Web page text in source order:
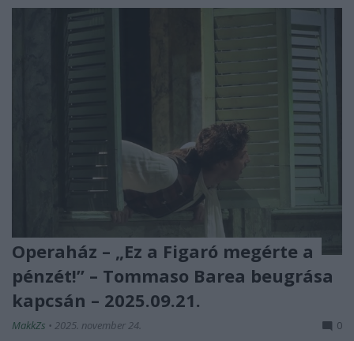
Operaház – „Ez a Figaró megérte a
pénzét!” – Tommaso Barea beugrása
kapcsán – 2025.09.21.
MakkZs • 2025. november 24. 0